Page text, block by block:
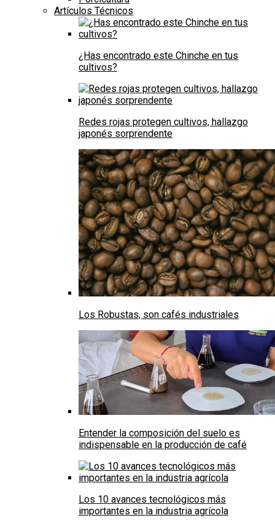
Artículos Técnicos
¿Has encontrado este Chinche en tus
cultivos?
Redes rojas protegen cultivos, hallazgo
japonés sorprendente
Los Robustas, son cafés industriales
Entender la composición del suelo es
indispensable en la producción de café
Los 10 avances tecnológicos más
importantes en la industria agrícola